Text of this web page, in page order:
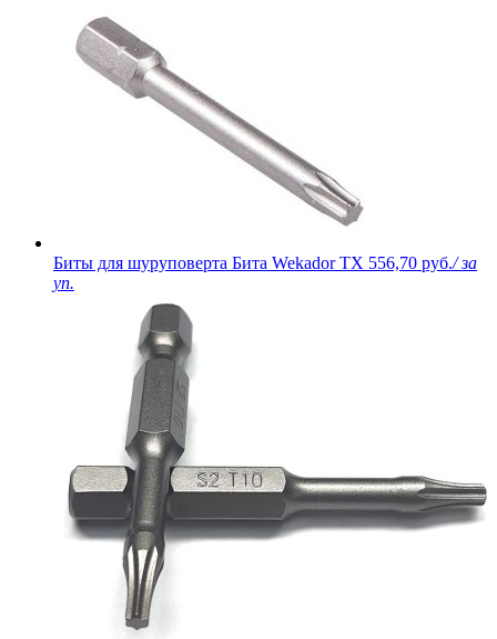
Биты для шуруповерта Бита Wekador TX 556,70 руб./ за
уп.